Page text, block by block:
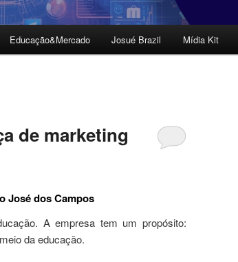
Educação&Mercado Josué Brazil Mídia Kit
de marketing
José dos Campos
A empresa tem um propósito:
da educação.